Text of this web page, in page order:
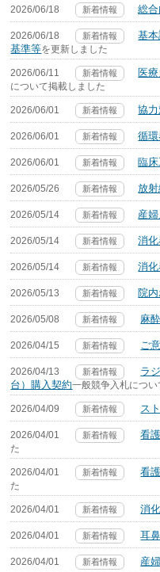
2026/06/18 新着情報 総
2026/06/18 新着情報
基
基準等を更新しました
2026/06/11 新着情報 医
について掲載しました
2026/06/01 新着情報 協
2026/06/01 新着情報 循
2026/06/01 新着情報 臨
2026/05/26 新着情報 放
2026/05/14 新着情報 産
2026/05/14 新着情報 消
2026/05/14 新着情報 消
2026/05/13 新着情報 院
2026/05/08 新着情報 麻
2026/04/15 新着情報 ご
2026/04/13 新着情報
ラ
台）購入契約一般競争入札につ
2026/04/09 新着情報 ス
2026/04/01 新着情報 看
た
2026/04/01 新着情報 看
た
2026/04/01 新着情報 消
2026/04/01 新着情報 耳
2026/04/01 新着情報 産